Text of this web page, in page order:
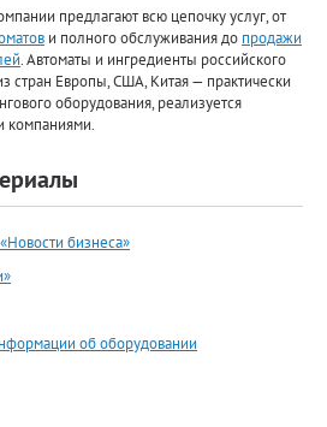
предлагают всю цепочку услуг, от
и полного обслуживания до продажи
. Автоматы и ингредиенты российского
стран Европы, США, Китая — практически
оборудования, реализуется
компаниями.
бизнеса»
об оборудовании